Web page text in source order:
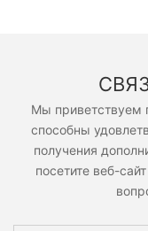
Мы приветствуем
способны
получения
посетите веб-